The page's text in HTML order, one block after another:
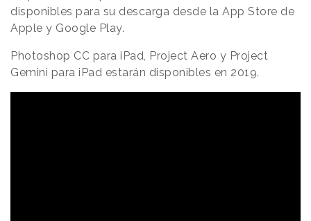
disponibles para su descarga desde la App Store de
Apple y Google Play.
Photoshop CC para iPad, Project Aero y Project
Gemini para iPad estarán disponibles en 2019.